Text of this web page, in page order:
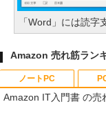
「Word」には読字
Amazon 売れ筋ラン
ノートPC
Amazon IT入門書 の売